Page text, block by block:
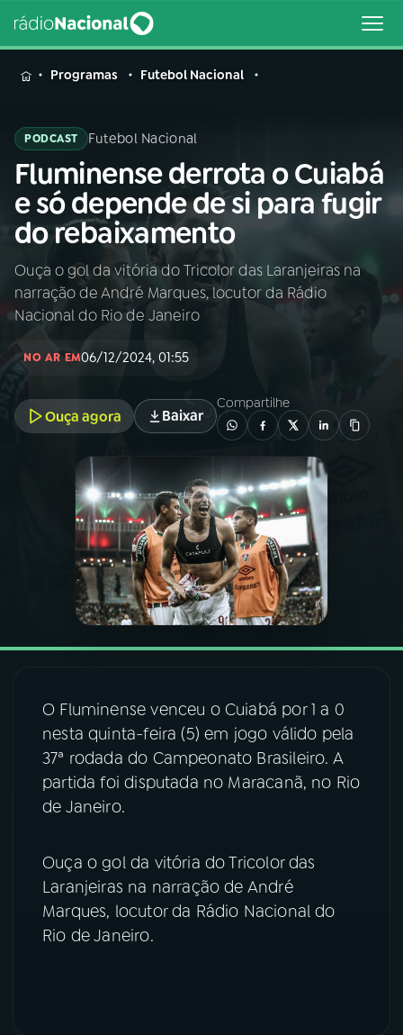
MENU
Buscar
na
Rádio
Nacional
Buscar
AO VIVO
PROGRAMAS
PODCASTS
VIDEOCASTS
08 FESTIVAL DE MÚSICA
ACOMPANHE A RÁDIO NACIONAL
Instagram X
TikTok
Programas Futebol Nacional
PODCAST Futebol Nacional
Fluminense derrota o Cuiabá
e só depende de si para fugir
do rebaixamento
Ouça o gol da vitória do Tricolor das Laranjeiras na
narração de André Marques, locutor da Rádio
Nacional do Rio de Janeiro
NO AR EM06/12/2024, 01:55
Ouça agora Baixar
Compartilhe
O Fluminense venceu o Cuiabá por 1 a 0
nesta quinta-feira (5) em jogo válido pela
37ª rodada do Campeonato Brasileiro. A
partida foi disputada no Maracanã, no Rio
de Janeiro.
Ouça o gol da vitória do Tricolor das
Laranjeiras na narração de André
Marques, locutor da Rádio Nacional do
Rio de Janeiro.